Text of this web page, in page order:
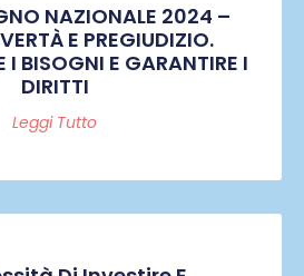
NAZIONALE 2024 –
E PREGIUDIZIO.
I BISOGNI E GARANTIRE I
DIRITTI
Leggi Tutto